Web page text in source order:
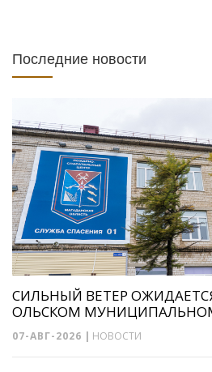
Последние новости
СИЛЬНЫЙ ВЕТЕР
ОЛЬСКОМ
07-АВГ-2026 | НОВОСТИ